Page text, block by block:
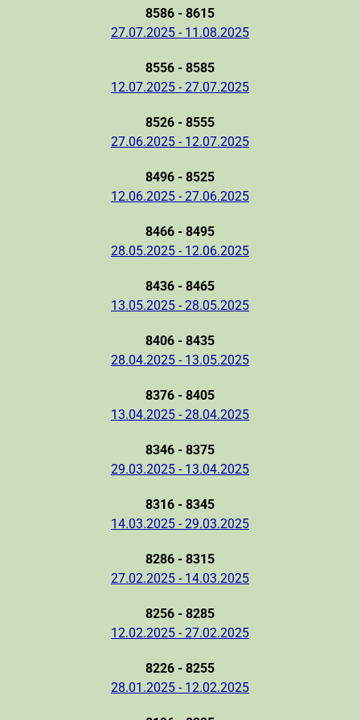
8586 - 8615
27.07.2025 - 11.08.2025
8556 - 8585
12.07.2025 - 27.07.2025
8526 - 8555
27.06.2025 - 12.07.2025
8496 - 8525
12.06.2025 - 27.06.2025
8466 - 8495
28.05.2025 - 12.06.2025
8436 - 8465
13.05.2025 - 28.05.2025
8406 - 8435
28.04.2025 - 13.05.2025
8376 - 8405
13.04.2025 - 28.04.2025
8346 - 8375
29.03.2025 - 13.04.2025
8316 - 8345
14.03.2025 - 29.03.2025
8286 - 8315
27.02.2025 - 14.03.2025
8256 - 8285
12.02.2025 - 27.02.2025
8226 - 8255
28.01.2025 - 12.02.2025